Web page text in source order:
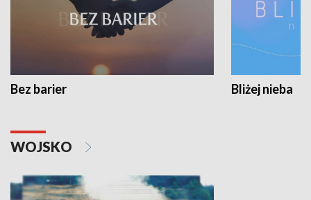
Bez barier Bliżej nieba
WOJSKO